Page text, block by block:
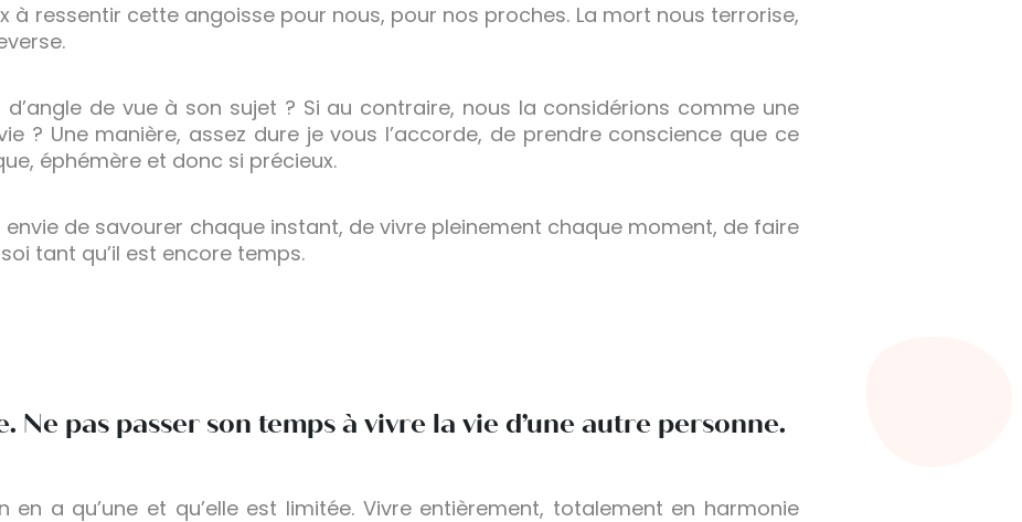
à ressentir cette angoisse pour nous, pour nos proches. La mort nous terrorise,
d’angle de vue à son sujet ? Si au contraire, nous la considérions comme une
? Une manière, assez dure je vous l’accorde, de prendre conscience que ce
éphémère et donc si précieux.
envie de savourer chaque instant, de vivre pleinement chaque moment, de faire
tant qu’il est encore temps.
Ne pas passer son temps à vivre la vie d’une autre personne.
en a qu’une et qu’elle est limitée. Vivre entièrement, totalement en harmonie